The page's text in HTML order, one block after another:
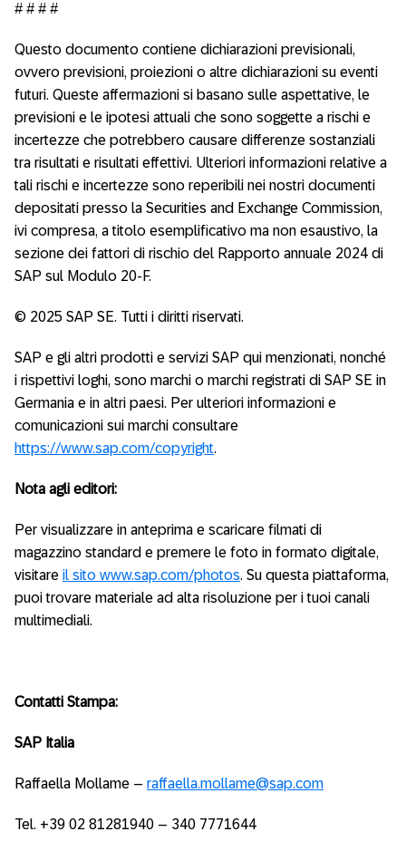
# # # #
Questo documento contiene dichiarazioni previsionali,
ovvero previsioni, proiezioni o altre dichiarazioni su eventi
futuri. Queste affermazioni si basano sulle aspettative, le
previsioni e le ipotesi attuali che sono soggette a rischi e
incertezze che potrebbero causare differenze sostanziali
tra risultati e risultati effettivi. Ulteriori informazioni relative a
tali rischi e incertezze sono reperibili nei nostri documenti
depositati presso la Securities and Exchange Commission,
ivi compresa, a titolo esemplificativo ma non esaustivo, la
sezione dei fattori di rischio del Rapporto annuale 2024 di
SAP sul Modulo 20-F.
© 2025 SAP SE. Tutti i diritti riservati.
SAP e gli altri prodotti e servizi SAP qui menzionati, nonché
i rispettivi loghi, sono marchi o marchi registrati di SAP SE in
Germania e in altri paesi. Per ulteriori informazioni e
comunicazioni sui marchi consultare
https://www.sap.com/copyright.
Nota agli editori:
Per visualizzare in anteprima e scaricare filmati di
magazzino standard e premere le foto in formato digitale,
visitare il sito www.sap.com/photos. Su questa piattaforma,
puoi trovare materiale ad alta risoluzione per i tuoi canali
multimediali.
Contatti Stampa:
SAP Italia
Raffaella Mollame – raffaella.mollame@sap.com
Tel. +39 02 81281940 – 340 7771644